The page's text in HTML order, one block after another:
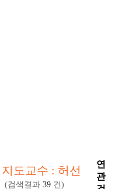
지도교수 : 허선
(검색결과 39 건)
연
관